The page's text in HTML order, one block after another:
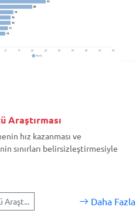
Araştırması
hız kazanması ve
sınırları belirsizleştirmesiyle
Araşt... Daha Fazla